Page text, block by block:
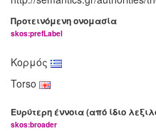
Προτεινόμενη ονομασία
skos:prefLabel
Κορμός
Torso
Ευρύτερη έννοια (από ίδιο
skos:broader